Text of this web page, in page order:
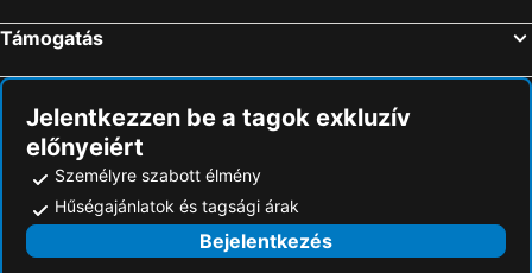
Apartman Nóra
Pallósi Ház "A"
Brigitte Bükfürdő
Pension Sonnengarten
Relax Apartman Sárvár
Anna Vendégház Szeleste
Hotel Anna
Hunguest Hotel Repce
Bíró István Vendégház Bükfürdő
Villa Rosato
Támogatás
Jelentkezzen be a tagok exkluzív
előnyeiért
Személyre szabott élmény
Hűségajánlatok és tagsági árak
Bejelentkezés